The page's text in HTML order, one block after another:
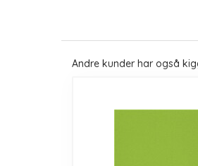
Andre kunder har også